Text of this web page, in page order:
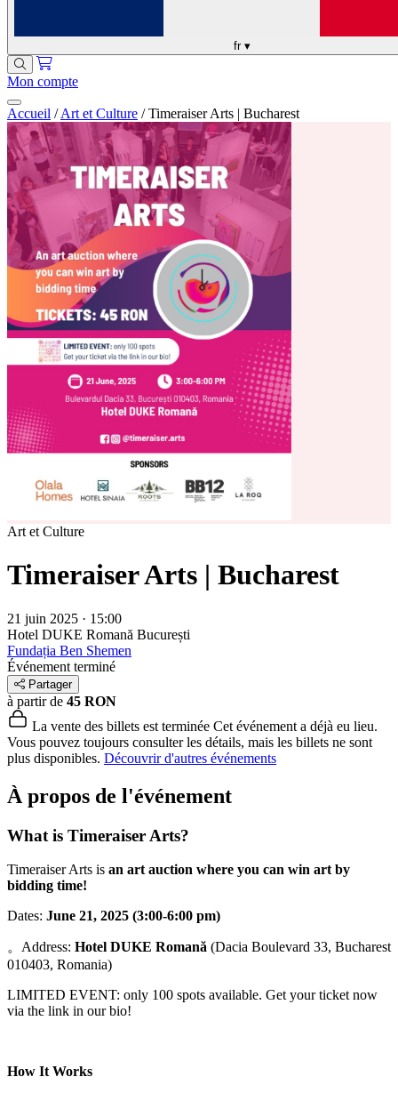
fr ▾
Mon compte
Accueil / Art et Culture / Timeraiser Arts | Bucharest
Art et Culture
Timeraiser Arts | Bucharest
21 juin 2025 · 15:00
Hotel DUKE Romană București
Fundația Ben Shemen
Événement terminé
Partager
à partir de 45 RON
La vente des billets est terminée Cet événement a déjà eu lieu.
Vous pouvez toujours consulter les détails, mais les billets ne sont
plus disponibles. Découvrir d'autres événements
À propos de l'événement
What is Timeraiser Arts?
Timeraiser Arts is an art auction where you can win art by
bidding time!
Dates: June 21, 2025 (3:00-6:00 pm)
。Address: Hotel DUKE Romană (Dacia Boulevard 33, Bucharest
010403, Romania)
LIMITED EVENT: only 100 spots available. Get your ticket now
via the link in our bio!
How It Works